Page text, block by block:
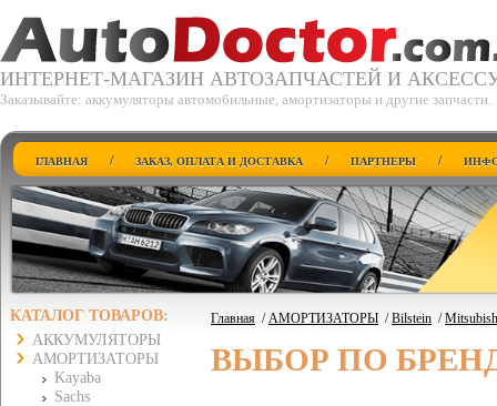
ИНТЕРНЕТ-МАГАЗИН АВТОЗАПЧАСТЕЙ И
Заказывайте: аккумуляторы автомобильные, амортизаторы и другие запчасти.
ГЛАВНАЯ / ЗАКАЗ, ОПЛАТА И ДОСТАВКА / ПАРТНЕРЫ /
КАТАЛОГ ТОВАРОВ:
АККУМУЛЯТОРЫ
АМОРТИЗАТОРЫ
Kayaba
Sachs
Главная /АМОРТИЗАТОРЫ /Bilstein /
ВЫБОР ПО